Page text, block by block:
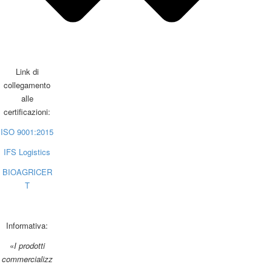
Link di
collegamento
alle
certificazioni:
ISO 9001:2015
IFS Logistics
BIOAGRICER
T
Informativa:
«I prodotti
commercializz